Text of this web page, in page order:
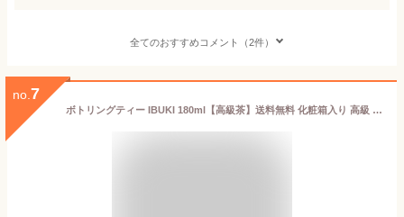
全てのおすすめコメント（2件）
no. 7
ボトリングティー IBUKI 180ml【高級茶】送料無料 化粧箱入り 高級 お茶 ギフト プレゼント ボトル イブキ ボトルドティー 法人 息吹 いぶき 内祝 誕生日祝 御礼 御祝 贈答 ノンアル 緑茶 日本茶 保存料 無添加 酸化防止剤 無添加 入学御祝 母の日